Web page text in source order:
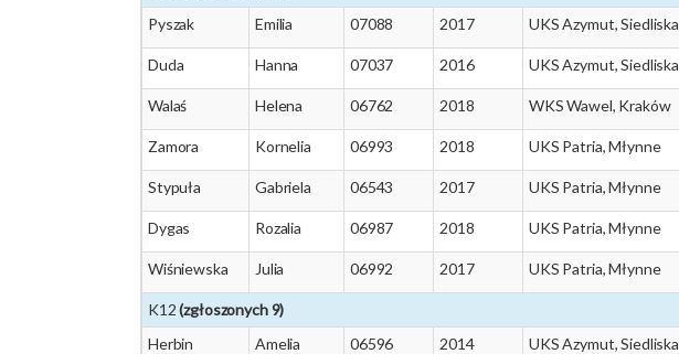
Pyszak
Emilia 07088 2017 UKS Azymut, Siedliska
Duda Hanna 07037 2016 UKS Azymut, Siedliska
Walaś Helena 06762 2018 WKS Wawel, Kraków
Zamora Kornelia 06993 2018 UKS Patria, Młynne
Stypuła Gabriela 06543 2017 UKS Patria, Młynne
Dygas Rozalia 06987 2018 UKS Patria, Młynne
Wiśniewska Julia 06992 2017 UKS Patria, Młynne
K12(zgłoszonych 9)
Herbin
Amelia 06596 2014 UKS Azymut, Siedliska